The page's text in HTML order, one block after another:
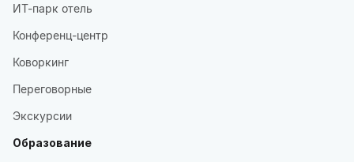
ИТ-парк отель
Конференц-центр
Коворкинг
Переговорные
Экскурсии
Образование